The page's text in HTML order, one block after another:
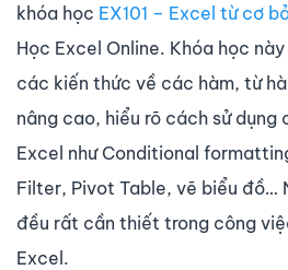
khóa học EX101 – Excel từ cơ
Học Excel Online. Khóa học
các kiến thức về các hàm, từ
nâng cao, hiểu rõ cách sử
Excel như Conditional
Filter, Pivot Table, vẽ biểu đồ…
đều rất cần thiết trong công
Excel.